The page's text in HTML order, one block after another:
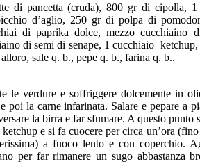
di pancetta (cruda), 800 gr di cipolla, 1
d’aglio, 250 gr di polpa di
di paprika dolce, mezzo cucchiaino
di semi di senape, 1 cucchiaio ketchup,
sale q. b., pepe q. b., farina q. b..
le verdure e soffriggere dolcemente in
poi la carne infarinata. Salare e pepare a
la birra e far sfumare. A questo punto
e si fa cuocere per circa un’ora
a fuoco lento e con coperchio.
per far rimanere un sugo abbastanza